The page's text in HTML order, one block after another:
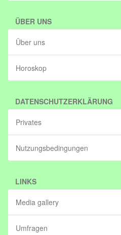
ÜBER UNS
Über uns
Horoskop
DATENSCHUTZERKLÄRUNG
Privates
Nutzungsbedingungen
LINKS
Media gallery
Umfragen